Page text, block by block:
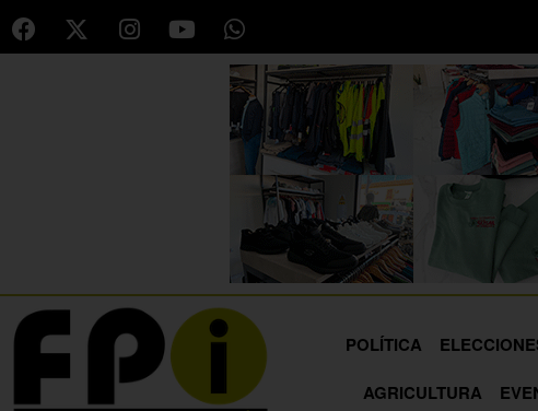
POLÍTICA
AGRICULTURA